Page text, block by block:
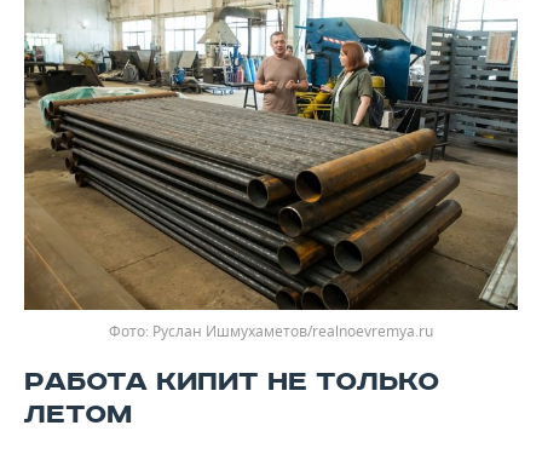
Фото: Руслан Ишмухаметов/realnoevremya.ru
РАБОТА КИПИТ НЕ ТОЛЬКО
ЛЕТОМ